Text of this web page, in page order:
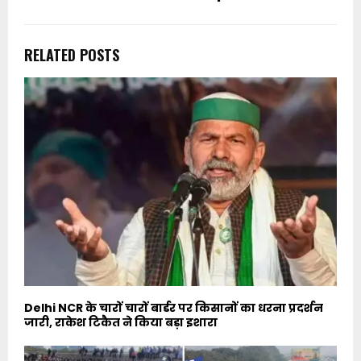
RELATED POSTS
Delhi NCR के चारों चारों बार्डर पर किसानों का धरना प्रदर्शन
जारी, राकेश टिकैत ने किया बड़ा इशारा